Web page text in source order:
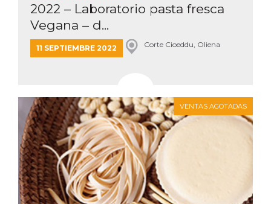
2022 – Laboratorio pasta fresca
Vegana – d...
11 SEPTIEMBRE 2022 Corte Cioeddu, Oliena
VENTAS AGOTADAS